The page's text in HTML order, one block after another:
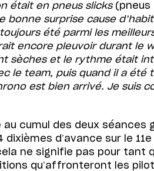
était en pneus slicks(pneus
bonne surprise cause
été parmi les
encore pleuvoir durant le
sèches et le rythme était
le team, puis quand il a
est bien arrivé. Je suis
au cumul des deux séances
dixièmes d’avance sur le
ne signifie pas pour tant
qu’affronteront les